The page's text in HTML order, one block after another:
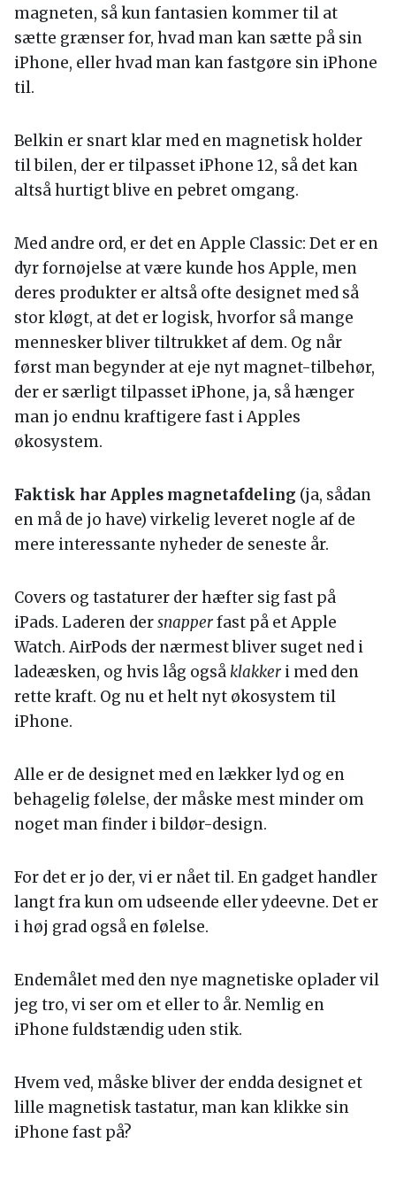
magneten, så kun fantasien kommer til at
sætte grænser for, hvad man kan sætte på sin
iPhone, eller hvad man kan fastgøre sin iPhone
til.
Belkin er snart klar med en magnetisk holder
til bilen, der er tilpasset iPhone 12, så det kan
altså hurtigt blive en pebret omgang.
Med andre ord, er det en Apple Classic: Det er en
dyr fornøjelse at være kunde hos Apple, men
deres produkter er altså ofte designet med så
stor kløgt, at det er logisk, hvorfor så mange
mennesker bliver tiltrukket af dem. Og når
først man begynder at eje nyt magnet-tilbehør,
der er særligt tilpasset iPhone, ja, så hænger
man jo endnu kraftigere fast i Apples
økosystem.
Faktisk har Apples magnetafdeling (ja, sådan
en må de jo have) virkelig leveret nogle af de
mere interessante nyheder de seneste år.
Covers og tastaturer der hæfter sig fast på
iPads. Laderen dersnapperfast på et Apple
Watch. AirPods der nærmest bliver suget ned i
ladeæsken, og hvis låg ogsåklakker i med den
rette kraft. Og nu et helt nyt økosystem til
iPhone.
Alle er de designet med en lækker lyd og en
behagelig følelse, der måske mest minder om
noget man finder i bildør-design.
For det er jo der, vi er nået til. En gadget handler
langt fra kun om udseende eller ydeevne. Det er
i høj grad også en følelse.
Endemålet med den nye magnetiske oplader vil
jeg tro, vi ser om et eller to år. Nemlig en
iPhone fuldstændig uden stik.
Hvem ved, måske bliver der endda designet et
lille magnetisk tastatur, man kan klikke sin
iPhone fast på?